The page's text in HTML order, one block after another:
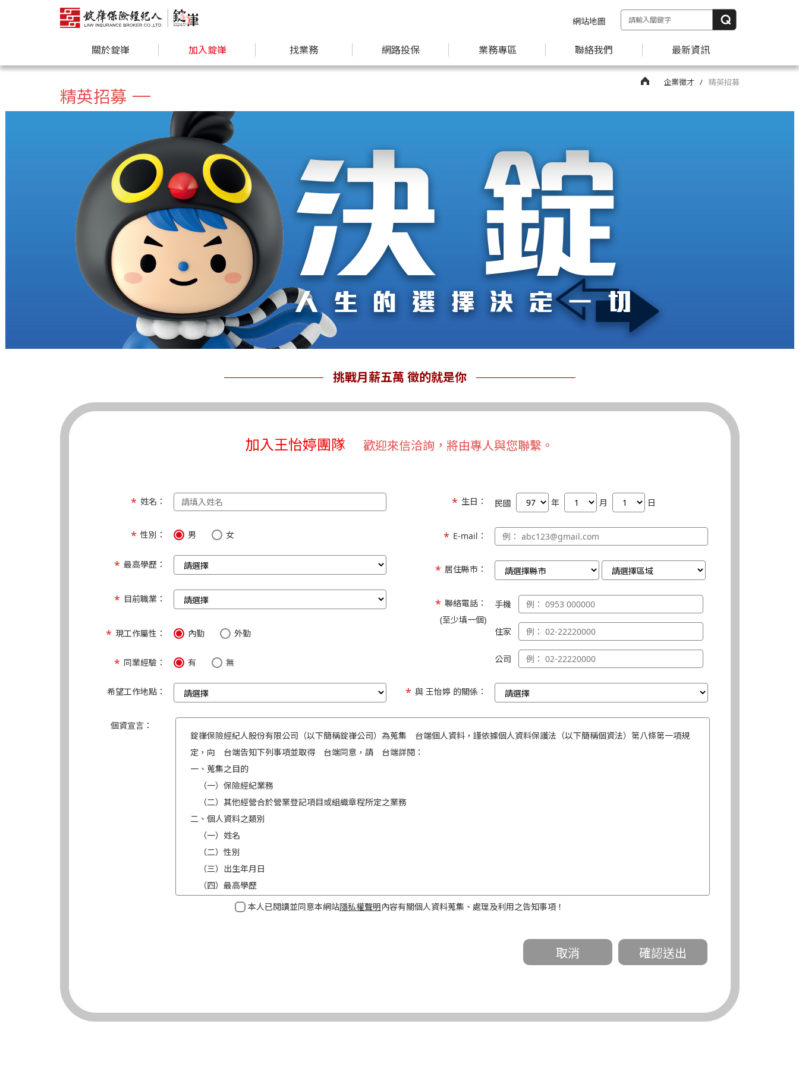
網站地圖
關於錠嵂 加入錠嵂 找業務 網路投保 業務專區 聯絡我們 最新資訊
企業徵才 精英招募
精英招募
挑戰月薪五萬 徵的就是你
加入王怡婷團隊 歡迎來信洽詢，將由專人與您聯繫。
姓名：
性別： 男 女
最高學歷：
目前職業：
現工作屬性： 內勤 外勤
同業經驗： 有 無
希望工作地點：
生日： 民國 年 月 日
E-mail：
居住縣市：
聯絡電話：
(至少填一個)
手機
住家
公司
與 王怡婷 的關係：
個資宣言：
錠嵂保險經紀人股份有限公司（以下簡稱錠嵂公司）為蒐集 台端個人資料，謹依據個人資料保護法（以下簡稱個資法）第八條第一項規
定，向 台端告知下列事項並取得 台端同意，請 台端詳閱：
一、蒐集之目的
（一）保險經紀業務
（二）其他經營合於營業登記項目或組織章程所定之業務
二、個人資料之類別
（一）姓名
（二）性別
（三）出生年月日
（四）最高學歷
（五）目前職業及工作屬性
本人已閱讀並同意本網站隱私權聲明內容有關個人資料蒐集、處理及利用之告知事項！